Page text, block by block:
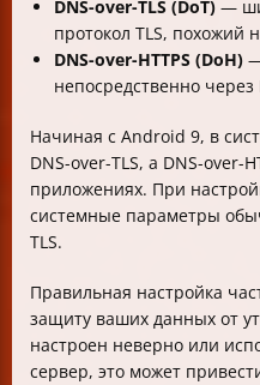
DNS-over-TLS (DoT) —
протокол TLS, похожий
DNS-over-HTTPS (DoH)
непосредственно через
Начиная с Android 9, в
DNS-over-TLS, а DNS-over-
приложениях. При
системные параметры
TLS.
Правильная настройка
защиту ваших данных от
настроен неверно или
сервер, это может